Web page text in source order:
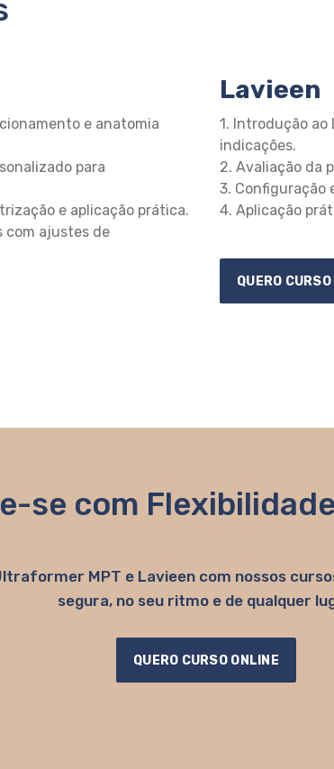
e anatomia
para
e aplicação prática.
com ajustes de
Lavieen
1. Introdução
indicações.
2. Avaliação da
3. Configuração
4. Aplicação
QUERO
se com
MPT e Lavieen com nossos
segura, no seu ritmo e de qualquer
QUERO CURSO ONLINE